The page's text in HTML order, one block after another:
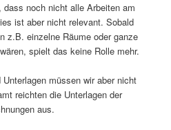
noch nicht alle Arbeiten am
ist aber nicht relevant. Sobald
z.B. einzelne Räume oder ganze
spielt das keine Rolle mehr.
müssen wir aber nicht
reichten die Unterlagen der
aus.